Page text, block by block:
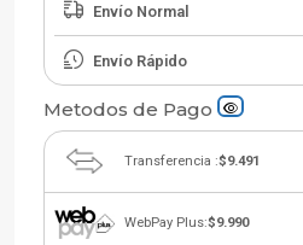
Envío Normal
Envío Rápido
Metodos de Pago
Transferencia :$9.491
WebPay Plus:$9.990